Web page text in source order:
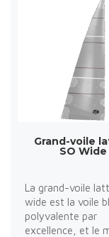
Grand-voile
SO Wide
La grand-voile
wide est la voile
polyvalente par
excellence, et le